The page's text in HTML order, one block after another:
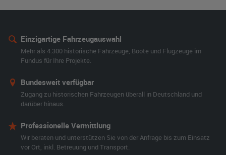
Einzigartige Fahrzeugauswahl
Mehr als 4.300 historische Fahrzeuge, Boote und Flugzeuge im
Fundus für Ihre Projekte.
Bundesweit verfügbar
Zugang zu historischen Fahrzeugen überall in Deutschland und
darüber hinaus.
Professionelle Vermittlung
Wir beraten und unterstützen Sie von der Anfrage bis zum Einsatz
vor Ort, inkl. Betreuung und Transport.